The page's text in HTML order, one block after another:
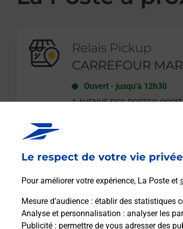
Le respect de votre vie
Pour améliorer votre expérience, La Poste et
Mesure d’audience : établir des statistiques
Analyse et personnalisation : analyser les
Publicité : permettre de vous adresser des
Relais Pickup
CARREFOUR
Ouvert - jusqu'à 12h30
1 AVENUE DES PORTES
En savoir plus